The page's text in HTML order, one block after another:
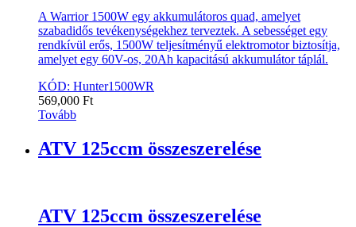
A Warrior 1500W egy akkumulátoros quad, amelyet
szabadidős tevékenységekhez terveztek. A sebességet egy
rendkívül erős, 1500W teljesítményű elektromotor biztosítja,
amelyet egy 60V-os, 20Ah kapacitású akkumulátor táplál.
KÓD: Hunter1500WR
569,000 Ft
Tovább
ATV 125ccm összeszerelése
ATV 125ccm összeszerelése